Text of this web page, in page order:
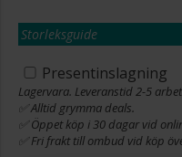
Storleksguide
Presentinslagning
Lagervara. Leveranstid 2-5
✅ Alltid grymma deals.
✅ Öppet köp i 30 dagar vid
✅ Fri frakt till ombud vid köp